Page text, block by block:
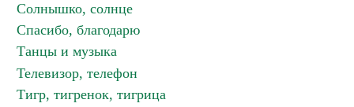
Солнышко, солнце
Спасибо, благодарю
Танцы и музыка
Телевизор, телефон
Тигр, тигренок, тигрица